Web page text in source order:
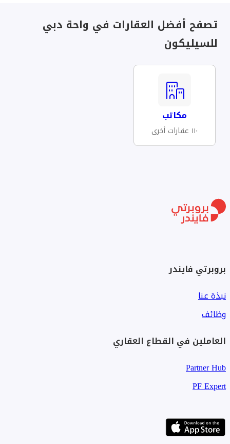
تصفح أفضل العقارات في واحة دبي
للسيليكون
مكاتب
١١٠ عقارات أخرى
بروبرتي فايندر
نبذة عنا
وظائف
العاملين في القطاع العقاري
Partner Hub
PF Expert